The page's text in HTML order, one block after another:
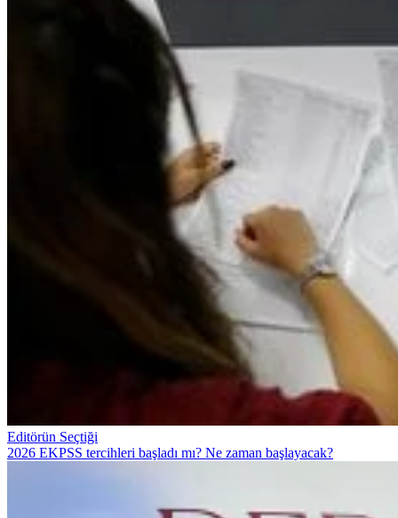
Editörün Seçtiği
2026 EKPSS tercihleri başladı mı? Ne zaman başlayacak?